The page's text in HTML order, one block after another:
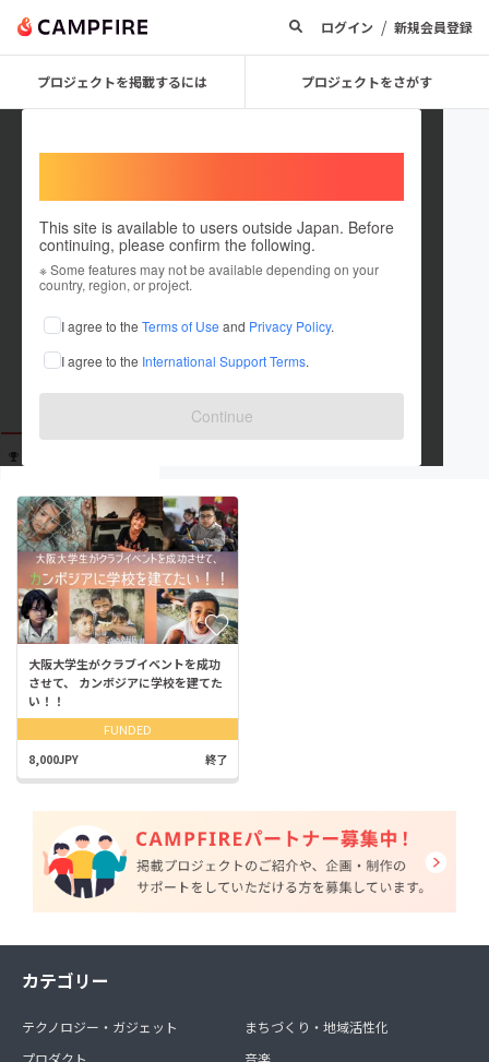
ログイン / 新規会員登録
プロジェクトを掲載するには プロジェクトをさがす
This site is available to users outside Japan. Before
continuing, please confirm the following.
※ Some features may not be available depending on your
country, region, or project.
I agree to the Terms of Use and Privacy Policy.
I agree to the International Support Terms.
Continue
guestc627382bf9f4
出身国：未設定
大阪大学生がクラブイベントを成功
させて、 カンボジアに学校を建てた
い！！
FUNDED
8,000JPY 終了
カテゴリー
テクノロジー・ガジェット
プロダクト
まちづくり・地域活性化
音楽